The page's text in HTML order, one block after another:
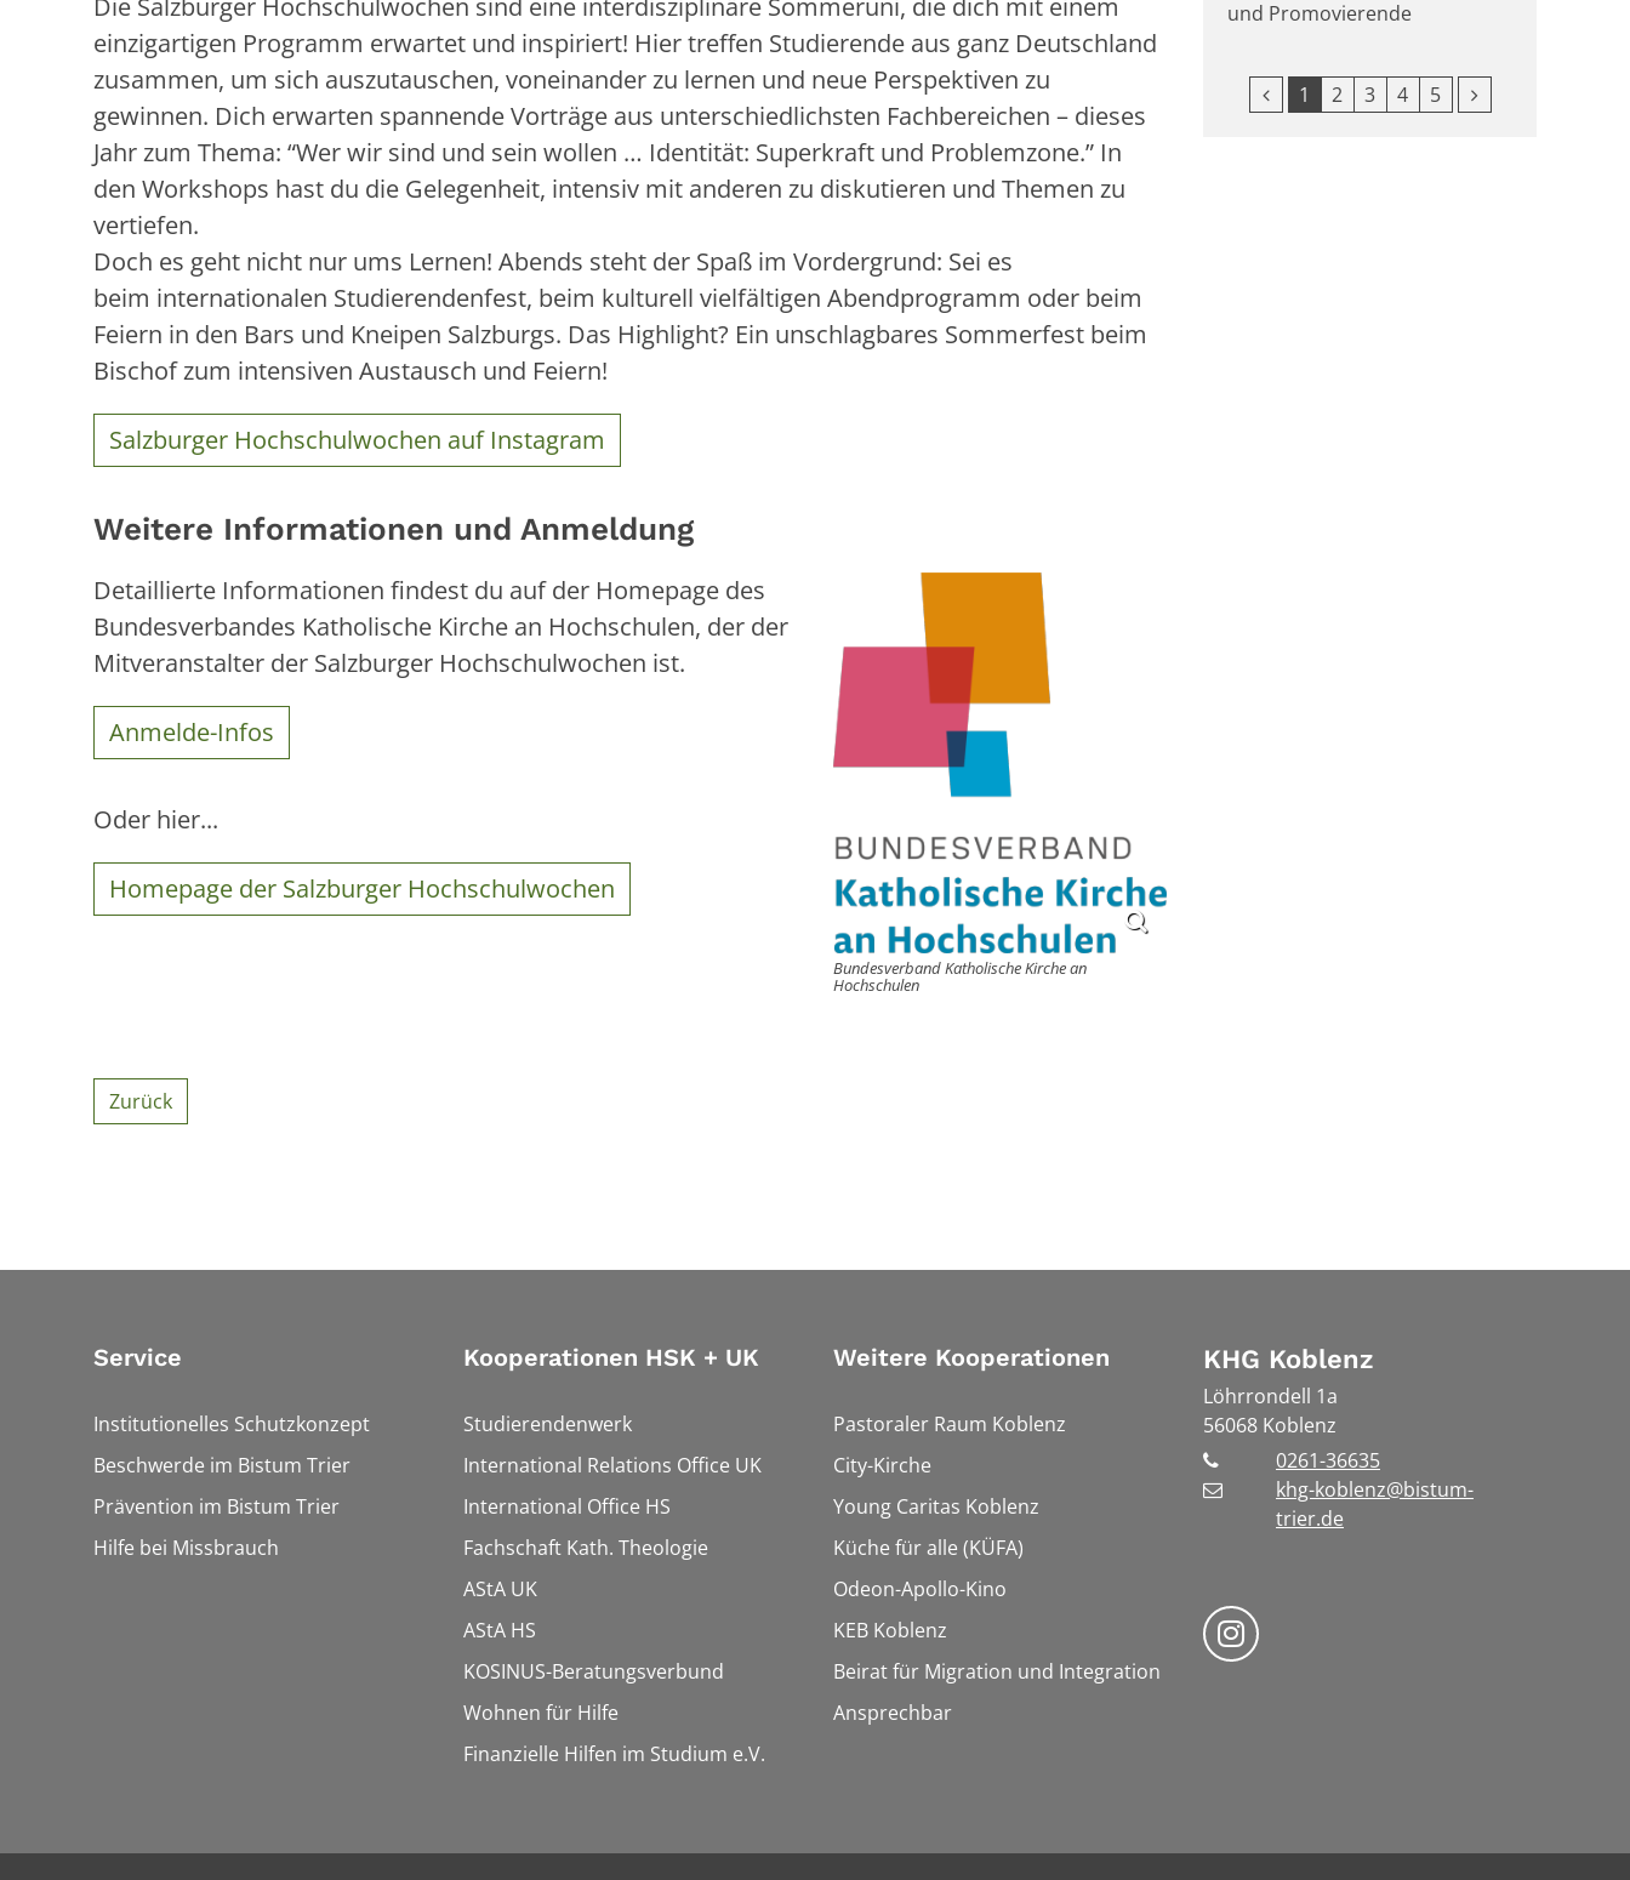
Die Salzburger Hochschulwochen sind eine interdisziplinäre Sommeruni, die dich mit einem
einzigartigen Programm erwartet und inspiriert! Hier treffen Studierende aus ganz Deutschland
zusammen, um sich auszutauschen, voneinander zu lernen und neue Perspektiven zu
gewinnen. Dich erwarten spannende Vorträge aus unterschiedlichsten Fachbereichen – dieses
Jahr zum Thema: “Wer wir sind und sein wollen … Identität: Superkraft und Problemzone.” In
den Workshops hast du die Gelegenheit, intensiv mit anderen zu diskutieren und Themen zu
vertiefen.
Doch es geht nicht nur ums Lernen! Abends steht der Spaß im Vordergrund: Sei es
beim internationalen Studierendenfest, beim kulturell vielfältigen Abendprogramm oder beim
Feiern in den Bars und Kneipen Salzburgs. Das Highlight? Ein unschlagbares Sommerfest beim
Bischof zum intensiven Austausch und Feiern!
Salzburger Hochschulwochen auf Instagram
Weitere Informationen und Anmeldung
Bundesverband Katholische Kirche an
Hochschulen
Detaillierte Informationen findest du auf der Homepage des
Bundesverbandes Katholische Kirche an Hochschulen, der der
Mitveranstalter der Salzburger Hochschulwochen ist.
Anmelde-Infos
Oder hier...
Homepage der Salzburger Hochschulwochen
Zurück
und Promovierende
Vorherige Seite
1 2 3 4 5 Nächste Seite
Service
Institutionelles Schutzkonzept
Beschwerde im Bistum Trier
Prävention im Bistum Trier
Hilfe bei Missbrauch
Kooperationen HSK + UK
Studierendenwerk
International Relations Office UK
International Office HS
Fachschaft Kath. Theologie
AStA UK
AStA HS
KOSINUS-Beratungsverbund
Wohnen für Hilfe
Finanzielle Hilfen im Studium e.V.
Weitere Kooperationen
Pastoraler Raum Koblenz
City-Kirche
Young Caritas Koblenz
Küche für alle (KÜFA)
Odeon-Apollo-Kino
KEB Koblenz
Beirat für Migration und Integration
Ansprechbar
KHG Koblenz
Löhrrondell 1a
56068 Koblenz
0261-36635
khg-koblenz@bistum-
trier.de
Bistum Trier auf Instragram